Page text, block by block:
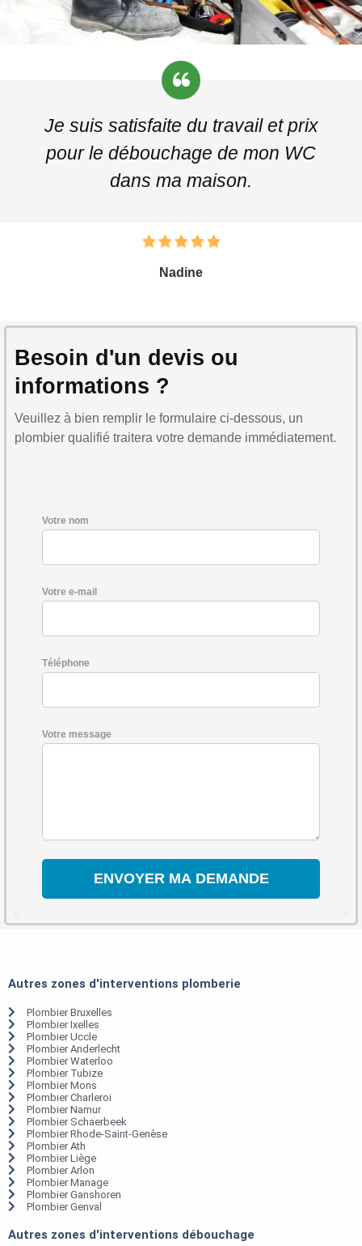
Je suis satisfaite du travail et prix
pour le débouchage de mon WC
dans ma maison.
Nadine
Besoin d'un devis ou
informations ?
Veuillez à bien remplir le formulaire ci-dessous, un
plombier qualifié traitera votre demande immédiatement.
Votre nom
Votre e-mail
Téléphone
Votre message
Autres zones d'interventions plomberie
Plombier Bruxelles
Plombier Ixelles
Plombier Uccle
Plombier Anderlecht
Plombier Waterloo
Plombier Tubize
Plombier Mons
Plombier Charleroi
Plombier Namur
Plombier Schaerbeek
Plombier Rhode-Saint-Genèse
Plombier Ath
Plombier Liège
Plombier Arlon
Plombier Manage
Plombier Ganshoren
Plombier Genval
Autres zones d'interventions débouchage